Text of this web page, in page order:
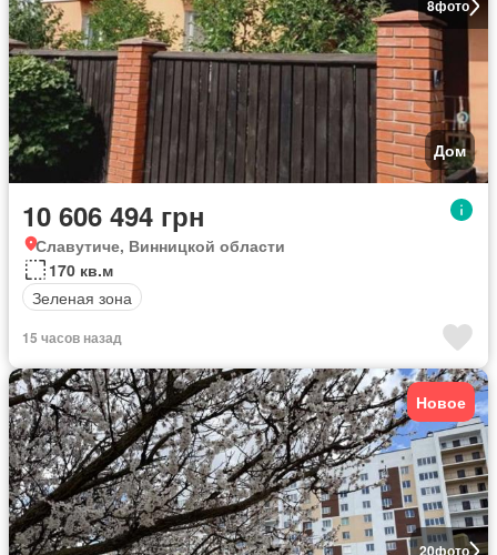
8фото
Дом
10 606 494 грн
Славутиче, Винницкой области
170 кв.м
Зеленая зона
15 часов назад
20фото
Новое